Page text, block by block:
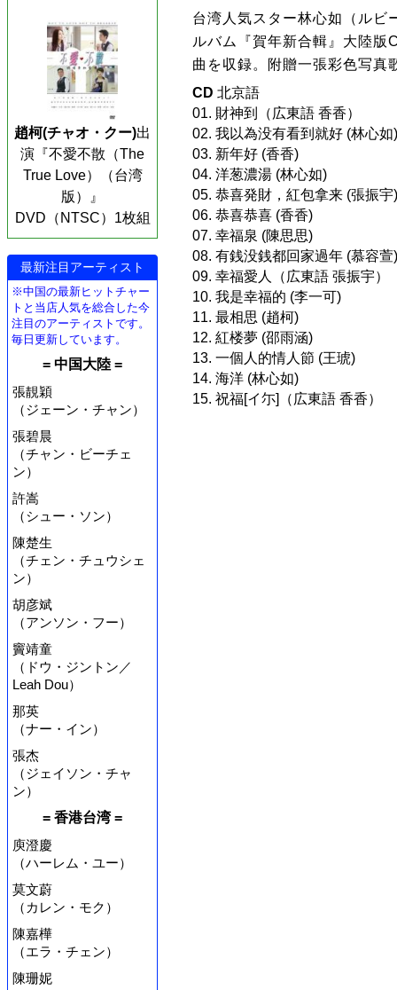
趙柯(チャオ・クー)出
演『不愛不散（The
True Love）（台湾
版）』
DVD（NTSC）1枚組
最新注目アーティスト
※中国の最新ヒットチャー
トと当店人気を総合した今
注目のアーティストです。
毎日更新しています。
= 中国大陸 =
張靚穎
（ジェーン・チャン）
張碧晨
（チャン・ビーチェ
ン）
許嵩
（シュー・ソン）
陳楚生
（チェン・チュウシェ
ン）
胡彦斌
（アンソン・フー）
竇靖童
（ドウ・ジントン／
Leah Dou）
那英
（ナー・イン）
張杰
（ジェイソン・チャ
ン）
= 香港台湾 =
庾澄慶
（ハーレム・ユー）
莫文蔚
（カレン・モク）
陳嘉樺
（エラ・チェン）
陳珊妮
台湾人気スター林心如（ルビ
ルバム『賀年新合輯』大陸
曲を収録。附贈一張彩色写真
CD 北京語
01. 財神到（広東語 香香）
02. 我以為没有看到就好 (林心如)
03. 新年好 (香香)
04. 洋葱濃湯 (林心如)
05. 恭喜発財，紅包拿来 (張振宇)
06. 恭喜恭喜 (香香)
07. 幸福泉 (陳思思)
08. 有銭没銭都回家過年 (慕容萱)
09. 幸福愛人（広東語 張振宇）
10. 我是幸福的 (李一可)
11. 最相思 (趙柯)
12. 紅楼夢 (邵雨涵)
13. 一個人的情人節 (王琥)
14. 海洋 (林心如)
15. 祝福[イ尓]（広東語 香香）